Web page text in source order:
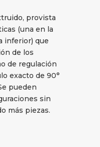
provista
(una en la
inferior) que
de los
de regulación
exacto de 90°
pueden
sin
más piezas.